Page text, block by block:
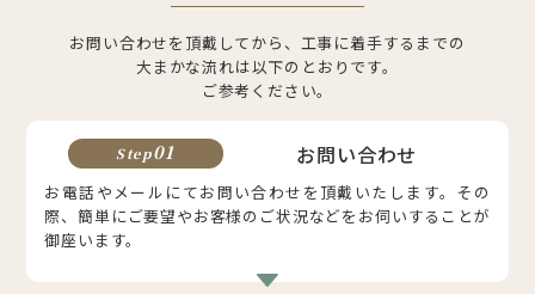
お問い合わせを頂戴してから、工事に着手するまでの
大まかな流れは以下のとおりです。
ご参考ください。
Step01 お問い合わせ
お電話やメールにてお問い合わせを頂戴いたします。 その
際、簡単にご要望やお客様のご状況などをお伺いすることが
御座います。